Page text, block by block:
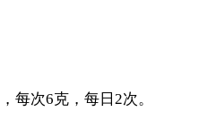
次6克，每日2次。